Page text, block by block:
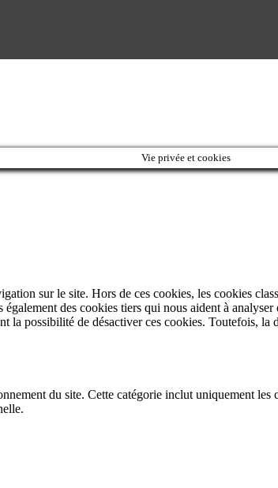
Vie privée et cookies
sur le site. Hors de ces cookies, les cookies
des cookies tiers qui nous aident à
la possibilité de désactiver ces cookies. Toutefois,
du site. Cette catégorie inclut uniquement